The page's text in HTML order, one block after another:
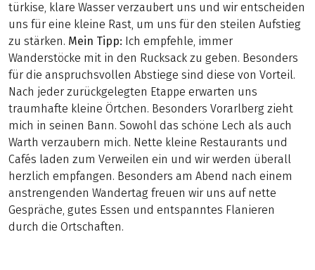
türkise, klare Wasser verzaubert uns und wir entscheiden
uns für eine kleine Rast, um uns für den steilen Aufstieg
zu stärken. Mein Tipp: Ich empfehle, immer
Wanderstöcke mit in den Rucksack zu geben. Besonders
für die anspruchsvollen Abstiege sind diese von Vorteil.
Nach jeder zurückgelegten Etappe erwarten uns
traumhafte kleine Örtchen. Besonders Vorarlberg zieht
mich in seinen Bann. Sowohl das schöne Lech als auch
Warth verzaubern mich. Nette kleine Restaurants und
Cafés laden zum Verweilen ein und wir werden überall
herzlich empfangen. Besonders am Abend nach einem
anstrengenden Wandertag freuen wir uns auf nette
Gespräche, gutes Essen und entspanntes Flanieren
durch die Ortschaften.